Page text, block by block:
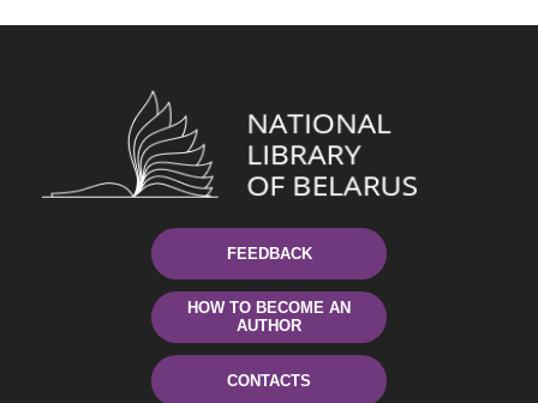
FEEDBACK
HOW TO BECOME AN
AUTHOR
CONTACTS